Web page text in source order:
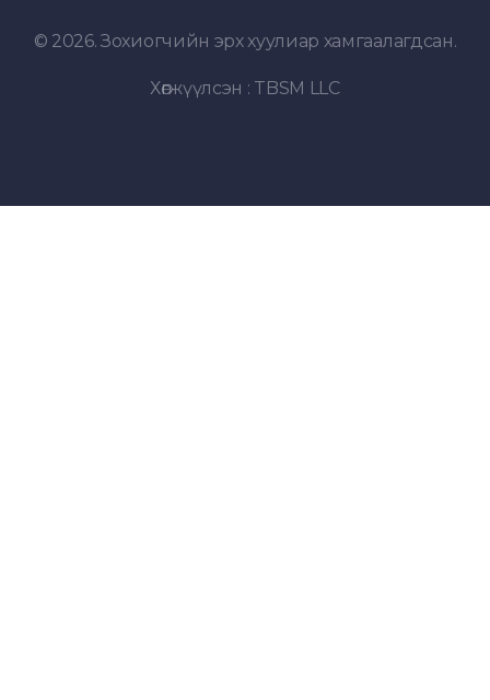
© 2026. Зохиогчийн эрх хуулиар хамгаалагдсан.
Хөгжүүлсэн : TBSM LLC